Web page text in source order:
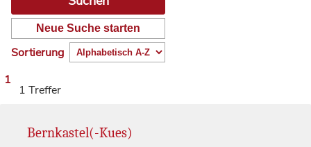
Neue Suche starten
Sortierung
1
1 Treffer
Bernkastel(-Kues)